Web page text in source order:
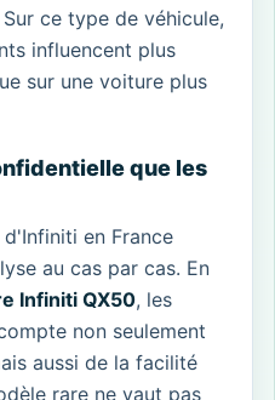
Sur ce type de véhicule,
influencent plus
sur une voiture plus
que les
en France
au cas par cas. En
Infiniti QX50, les
non seulement
aussi de la facilité
rare ne vaut pas